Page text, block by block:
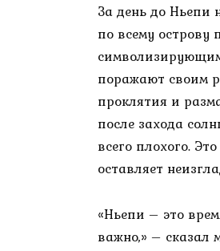
За день до Ньепи
по всему
поражают своим
проклятия и
после захода
всего плохого.
оставляет
«Ньепи – это
важно,» – сказал